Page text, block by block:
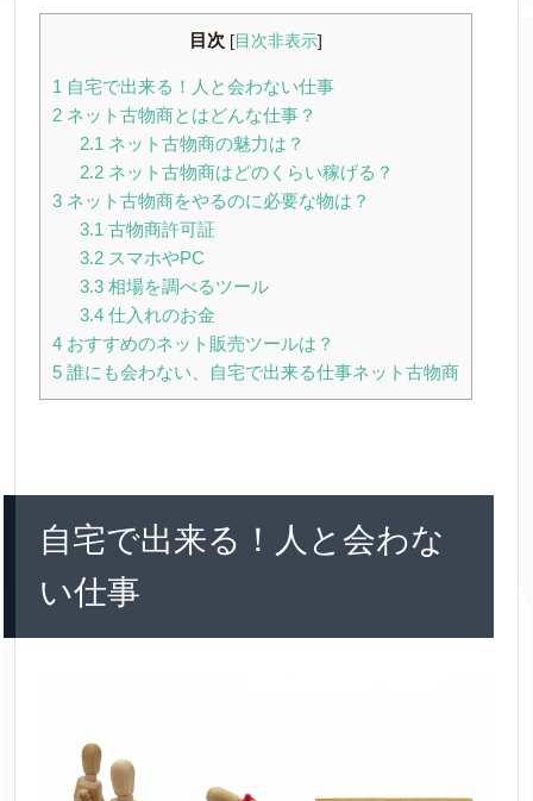
目次 [目次非表示]
1 自宅で出来る！人と会わない仕事
2 ネット古物商とはどんな仕事？
2.1 ネット古物商の魅力は？
2.2ネット古物商はどのくらい稼げる？
3 ネット古物商をやるのに必要な物は？
3.1 古物商許可証
3.2スマホやPC
3.3相場を調べるツール
3.4仕入れのお金
4 おすすめのネット販売ツールは？
5 誰にも会わない、自宅で出来る仕事ネット古物商
自宅で出来る！人と会わな
い仕事